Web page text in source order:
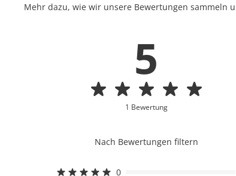
Mehr dazu, wie wir unsere Bewertungen sammeln
5
1 Bewertung
Nach Bewertungen filtern
0